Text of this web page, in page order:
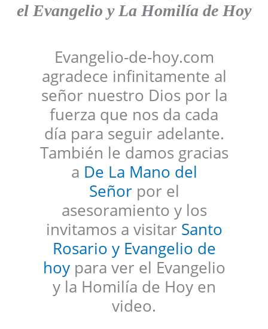
el Evangelio y La Homilía de Hoy
Evangelio-de-hoy.com
agradece infinitamente al
señor nuestro Dios por la
fuerza que nos da cada
día para seguir adelante.
También le damos gracias
a De La Mano del
Señorpor el
asesoramiento y los
invitamos a visitar Santo
Rosario y Evangelio de
hoypara ver el Evangelio
y la Homilía de Hoy en
video.